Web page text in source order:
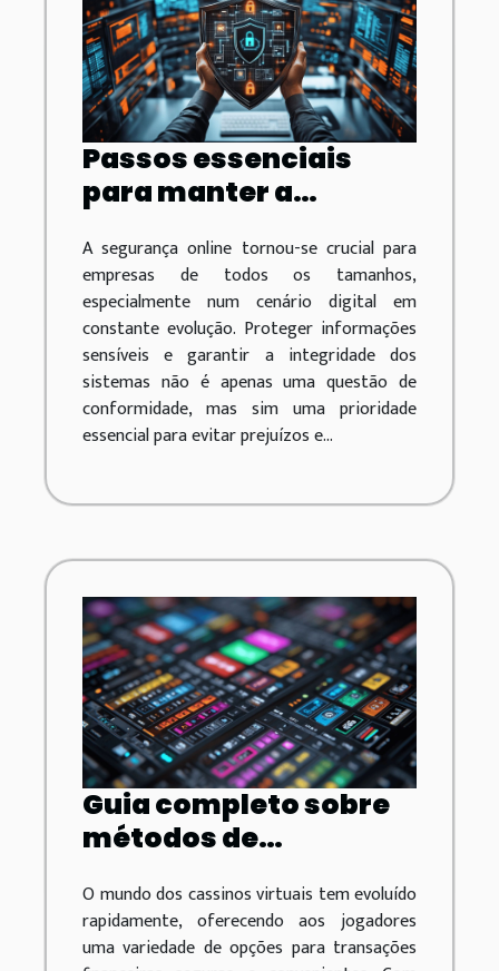
Passos essenciais
para manter a
sua empresa
A segurança online tornou-se crucial para
empresas de todos os tamanhos,
especialmente num cenário digital em
constante evolução. Proteger informações
sensíveis e garantir a integridade dos
sistemas não é apenas uma questão de
conformidade, mas sim uma prioridade
essencial para evitar prejuízos e...
Guia completo sobre
métodos de
cassinos virtuais
O mundo dos cassinos virtuais tem evoluído
rapidamente, oferecendo aos jogadores
uma variedade de opções para transações